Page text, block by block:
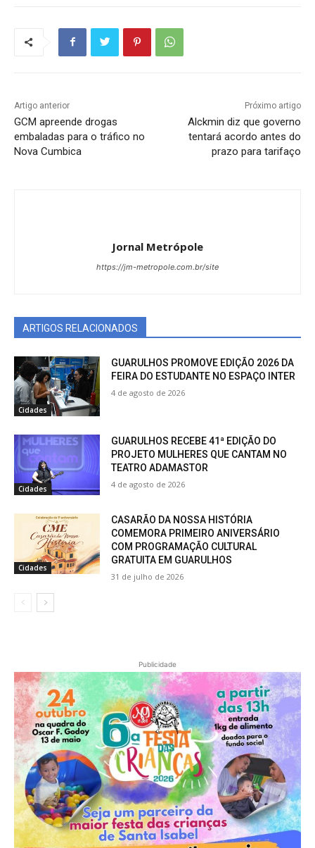
Artigo anterior
GCM apreende drogas
embaladas para o tráfico no
Nova Cumbica
Próximo artigo
Alckmin diz que governo
tentará acordo antes do
prazo para tarifaço
Jornal Metrópole
https://jm-metropole.com.br/site
ARTIGOS RELACIONADOS
Cidades
GUARULHOS PROMOVE EDIÇÃO 2026 DA
FEIRA DO ESTUDANTE NO ESPAÇO INTER
4 de agosto de 2026
Cidades
GUARULHOS RECEBE 41ª EDIÇÃO DO
PROJETO MULHERES QUE CANTAM NO
TEATRO ADAMASTOR
4 de agosto de 2026
Cidades
CASARÃO DA NOSSA HISTÓRIA
COMEMORA PRIMEIRO ANIVERSÁRIO
COM PROGRAMAÇÃO CULTURAL
GRATUITA EM GUARULHOS
31 de julho de 2026
Publicidade